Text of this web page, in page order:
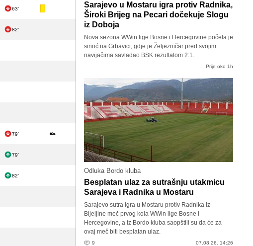
63'
82'
79'
79'
82'
Sarajevo u Mostaru igra protiv Radnika,
Široki Brijeg na Pecari dočekuje Slogu
iz Doboja
Nova sezona WWin lige Bosne i Hercegovine počela je
sinoć na Grbavici, gdje je Željezničar pred svojim
navijačima savladao BSK rezultatom 2:1.
Prije oko 1h
Odluka Bordo kluba
Besplatan ulaz za sutrašnju utakmicu
Sarajeva i Radnika u Mostaru
Sarajevo sutra igra u Mostaru protiv Radnika iz
Bijeljine meč prvog kola WWin lige Bosne i
Hercegovine, a iz Bordo kluba saopštili su da će za
ovaj meč biti besplatan ulaz.
9 07.08.26. 14:26